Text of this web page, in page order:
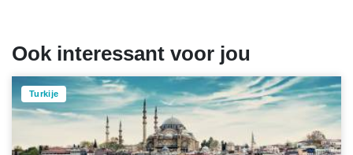
Ook interessant voor jou
Turkije